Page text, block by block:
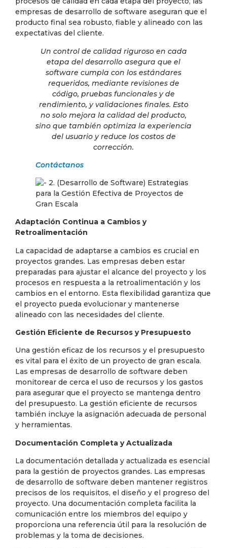
empresas de desarrollo de software aseguran que el
producto final sea robusto, fiable y alineado con las
expectativas del cliente.
Un control de calidad riguroso en cada
etapa del desarrollo asegura que el
software cumpla con los estándares
requeridos, mediante revisiones de
código, pruebas funcionales y de
rendimiento, y validaciones finales. Esto
no solo mejora la calidad del producto,
sino que también optimiza la experiencia
del usuario y reduce los costos de
corrección.
Contáctanos
Adaptación Continua a Cambios y
Retroalimentación
La capacidad de adaptarse a cambios es crucial en
proyectos grandes. Las empresas deben estar
preparadas para ajustar el alcance del proyecto y los
procesos en respuesta a la retroalimentación y los
cambios en el entorno. Esta flexibilidad garantiza que
el proyecto pueda evolucionar y mantenerse
alineado con las necesidades del cliente.
Gestión Eficiente de Recursos y Presupuesto
Una gestión eficaz de los recursos y el presupuesto
es vital para el éxito de un proyecto de gran escala.
Las empresas de desarrollo de software deben
monitorear de cerca el uso de recursos y los gastos
para asegurar que el proyecto se mantenga dentro
del presupuesto. La gestión eficiente de recursos
también incluye la asignación adecuada de personal
y herramientas.
Documentación Completa y Actualizada
La documentación detallada y actualizada es esencial
para la gestión de proyectos grandes. Las empresas
de desarrollo de software deben mantener registros
precisos de los requisitos, el diseño y el progreso del
proyecto. Una documentación completa facilita la
comunicación entre los miembros del equipo y
proporciona una referencia útil para la resolución de
problemas y la toma de decisiones.